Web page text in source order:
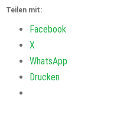
Teilen mit:
Facebook
X
WhatsApp
Drucken